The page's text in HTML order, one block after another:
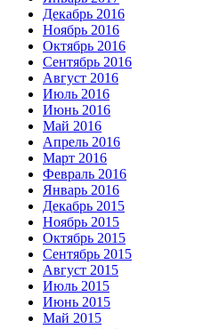
Декабрь 2016
Ноябрь 2016
Октябрь 2016
Сентябрь 2016
Август 2016
Июль 2016
Июнь 2016
Май 2016
Апрель 2016
Март 2016
Февраль 2016
Январь 2016
Декабрь 2015
Ноябрь 2015
Октябрь 2015
Сентябрь 2015
Август 2015
Июль 2015
Июнь 2015
Май 2015